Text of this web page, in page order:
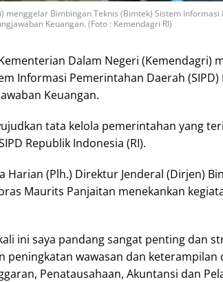
menggelar Bimbingan Teknis (Bimtek) Sistem
Keuangan. (Foto : Kemendagri RI)
Dalam Negeri (Kemendagri)
Informasi Pemerintahan Daerah (SIPD)
Keuangan.
tata kelola pemerintahan yang
Republik Indonesia (RI).
Harian (Plh.) Direktur Jenderal (Dirjen)
Maurits Panjaitan menekankan
ini saya pandang sangat penting dan
peningkatan wawasan dan keterampilan
Penatausahaan, Akuntansi dan